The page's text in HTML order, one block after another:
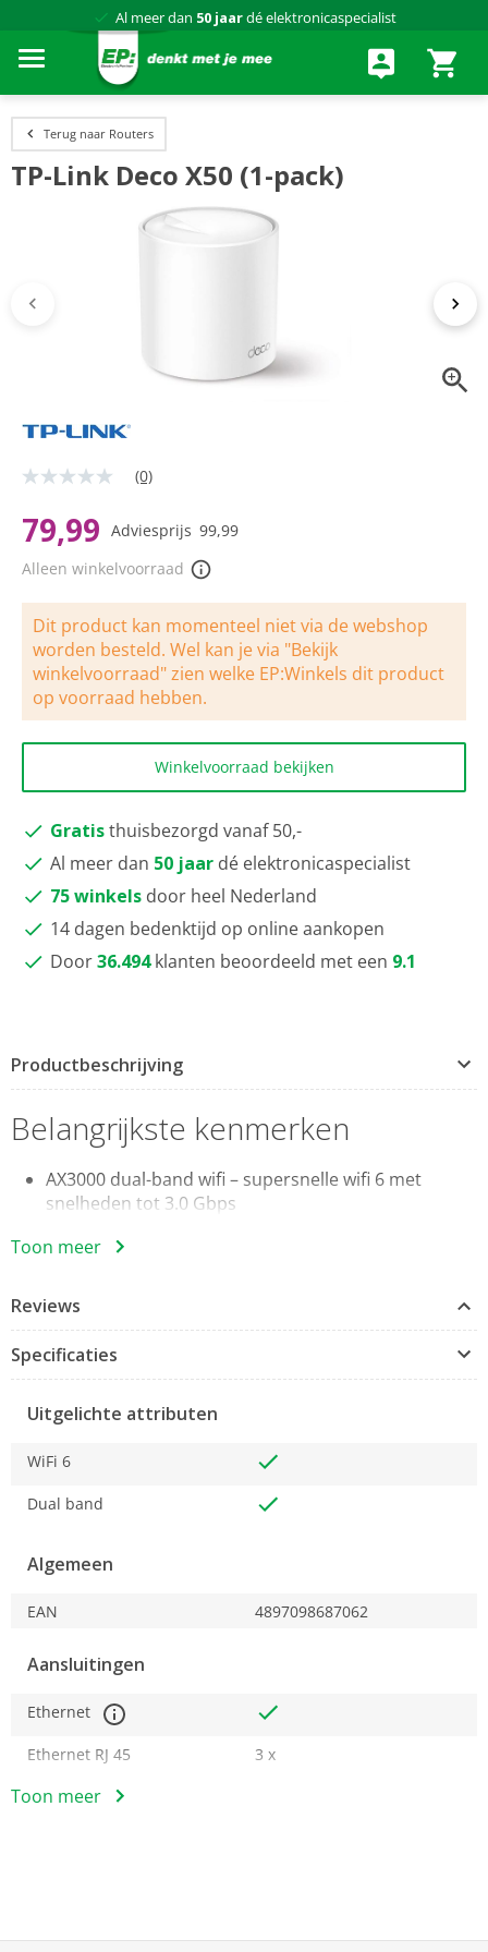
Al meer dan 50 jaardé elektronicaspecialist
Terug naar Routers
TP-Link Deco X50 (1-pack)
Geen
Dezelfde
paginalink.
(0)
79,99 Adviesprijs 99,99
Alleen winkelvoorraad
Dit product kan momenteel niet via de webshop
worden besteld. Wel kan je via "Bekijk
winkelvoorraad" zien welke EP:Winkels dit product
op voorraad hebben.
Winkelvoorraad bekijken
Gratisthuisbezorgd vanaf 50,-
Al meer dan 50 jaar dé elektronicaspecialist
75 winkels door heel Nederland
14 dagen bedenktijd op online aankopen
Door36.494 klanten beoordeeld met een 9.1
Productbeschrijving
Belangrijkste kenmerken
AX3000 dual-band wifi – supersnelle wifi 6 met
snelheden tot 3.0 Gbps
Mbps + 2×2 574 Mbps
bieden voldoende aansluitingen
Krachtig bereik – naadloze dekking voor mesh-
wifi tot wel 604 vierkante meter (3-pak)
de netwerkomgeving te herkennen om wifi te
TP-Link HomeShield – biedt een uitgebreide
en realtime IoT-bescherming
app leidt je stap-voor-stap door het
Toon meer
Reviews
Specificaties
Uitgelichte attributen
WiFi 6
Dual band
Algemeen
EAN 4897098687062
Aansluitingen
Ethernet
Ethernet RJ 45 3 x
Gegevensoverdracht
W-Lan 802.11 b
Toon meer